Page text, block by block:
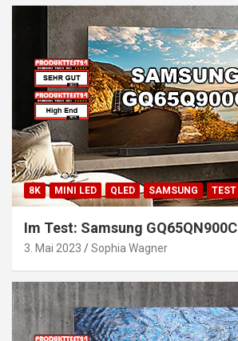
8K MINI LED QLED SAMSUNG TEST
Im Test: Samsung GQ65QN900C
3. Mai 2023 Sophia Wagner